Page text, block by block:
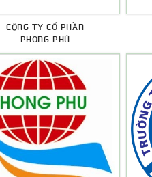
CÔNG TY CỔ PHẦN
PHONG PHÚ